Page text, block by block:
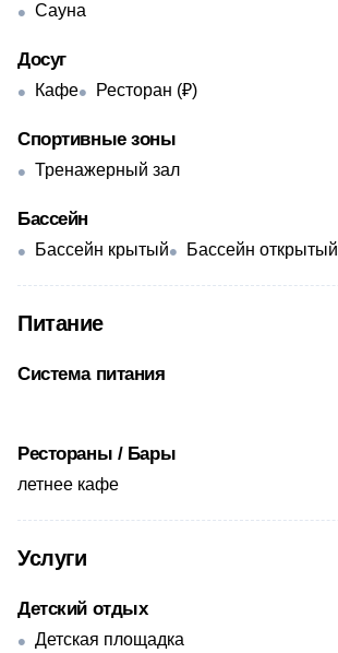
Сауна
Досуг
Кафе Ресторан (₽)
Спортивные зоны
Тренажерный зал
Бассейн
Бассейн крытый Бассейн открытый
Питание
Система питания
Рестораны / Бары
летнее кафе
Услуги
Детский отдых
Детская площадка